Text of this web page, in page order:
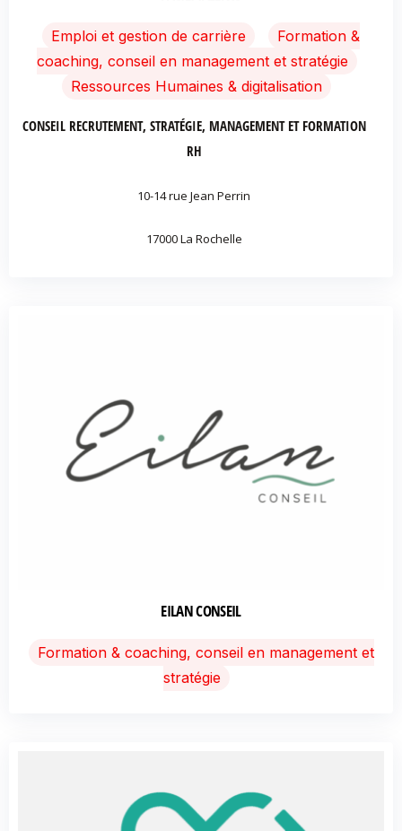
Emploi et gestion de carrière
Formation &
coaching, conseil en management et stratégie
Ressources Humaines & digitalisation
CONSEIL RECRUTEMENT, STRATÉGIE, MANAGEMENT ET FORMATION
RH
10-14 rue Jean Perrin
17000 La Rochelle
EILAN CONSEIL
Formation & coaching, conseil en management et
stratégie